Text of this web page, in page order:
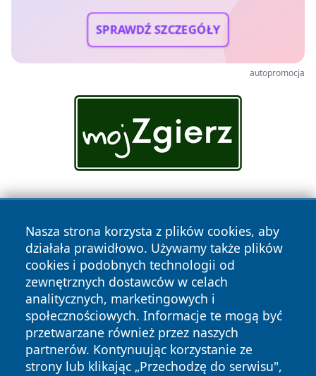
SPRAWDŹ SZCZEGÓŁY
autopromocja
Nasza strona korzysta z plików cookies, aby
działała prawidłowo. Używamy także plików
cookies i podobnych technologii od
zewnętrznych dostawców w celach
analitycznych, marketingowych i
społecznościowych. Informacje te mogą być
przetwarzane również przez naszych
partnerów. Kontynuując korzystanie ze
strony lub klikając „Przechodzę do serwisu",
Copyright © 2026 wiadomosciolsztyn.pl Wszystkie prawa
zastrzeżone.
News Autorzy
Polityka
Prywatności
Polityka
Cookies